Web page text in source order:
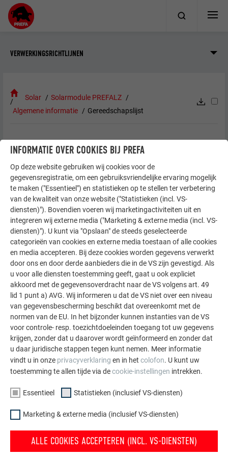
VERWERKINGSRICHTLIJNEN
Solar
Solarmodule PREFALZ
Algemene informatie
Gereedschapslijst
GEREEDSCHAPSLIJST
Beschermende handschoenen en persoonlijke
beschermingsmiddelen
Meetlint en stift
Schietlood
Momentsleutel (10 Nm / 35 Nm)
Steeksleuteldop
Dopsleutel (SW 15 mm), lange uitvoering
Dopsleutel (SW 10 mm) voor aardleiding
Inbus (SW 5 mm)
TERUG VOLGENDE
FAMILIEBEDRIJF | PREFA
Vacatures
Pers
Compliance
WIJ HELPEN U
vinden
Vragen & antwoorden
Contact
INFORMATIE OVER COOKIES BIJ PREFA
Op deze website gebruiken wij cookies voor de
gegevensregistratie, om een gebruiksvriendelijke ervaring mogelijk
te maken ("Essentieel") en statistieken op te stellen ter verbetering
van de kwaliteit van onze website ("Statistieken (incl. VS-
diensten)"). Bovendien voeren wij marketingactiviteiten uit en
integreren wij externe media ("Marketing & externe media (incl. VS-
diensten)"). U kunt via "Opslaan" de steeds geselecteerde
categorieën van cookies en externe media toestaan of alle cookies
en media accepteren. Bij deze cookies worden gegevens verwerkt
door ons en door derde aanbieders die in de VS zijn gevestigd. Als
u voor alle diensten toestemming geeft, gaat u ook expliciet
akkoord met de gegevensoverdracht naar de VS volgens art. 49
lid 1 punt a) AVG. Wij informeren u dat de VS niet over een niveau
van gegevensbescherming beschikt dat overeenkomt met de
normen van de EU. In het bijzonder kunnen instanties van de VS
voor controle- resp. toezichtdoeleinden toegang tot uw gegevens
krijgen, zonder dat u daarover wordt geïnformeerd en zonder dat
u daar juridische stappen tegen kunt nemen. Meer informatie
vindt u in onze privacyverklaring en in het colofon. U kunt uw
toestemming te allen tijde via decookie-instellingen intrekken.
Essentieel Statistieken (inclusief VS-diensten)
Marketing & externe media (inclusief VS-diensten)
ALLE COOKIES ACCEPTEREN (INCL. VS-DIENSTEN)